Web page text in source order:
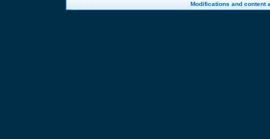
Modifications and content